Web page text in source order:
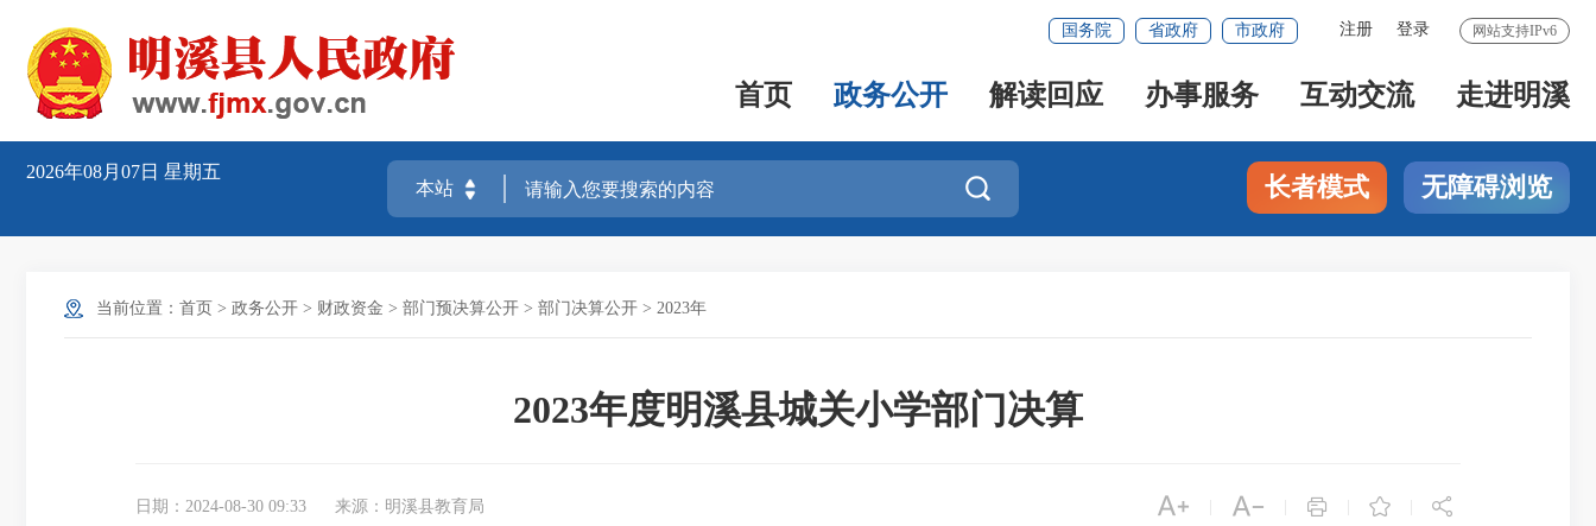
网站支持IPv6
注册 登录
国务院 省政府 市政府
首页 政务公开 解读回应 办事服务 互动交流 走进明溪
2026年08月07日 星期五
 长者模式 无障碍浏览
当前位置： 首页 > 政务公开 > 财政资金 > 部门预决算公开 > 部门决算公开 > 2023年
2023年度明溪县城关小学部门决算
日期：2024-08-30 09:33 来源：明溪县教育局     